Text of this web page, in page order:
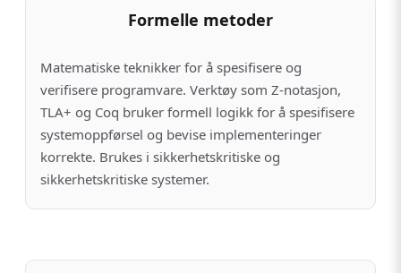
Formelle metoder
Matematiske teknikker for å spesifisere og
verifisere programvare. Verktøy som Z-notasjon,
TLA+ og Coq bruker formell logikk for å spesifisere
systemoppførsel og bevise implementeringer
korrekte. Brukes i sikkerhetskritiske og
sikkerhetskritiske systemer.